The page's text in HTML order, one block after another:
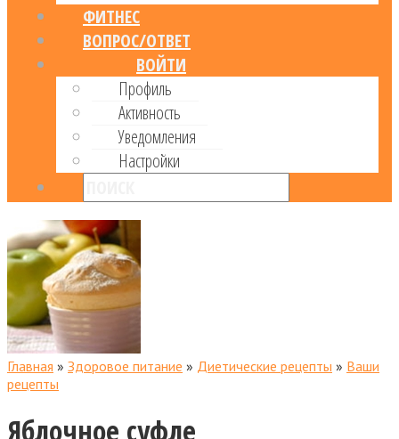
ФИТНЕС
ВОПРОС/ОТВЕТ
ВОЙТИ
Профиль
Активность
Уведомления
Настройки
Главная » Здоровое питание » Диетические рецепты » Ваши
рецепты
Яблочное суфле